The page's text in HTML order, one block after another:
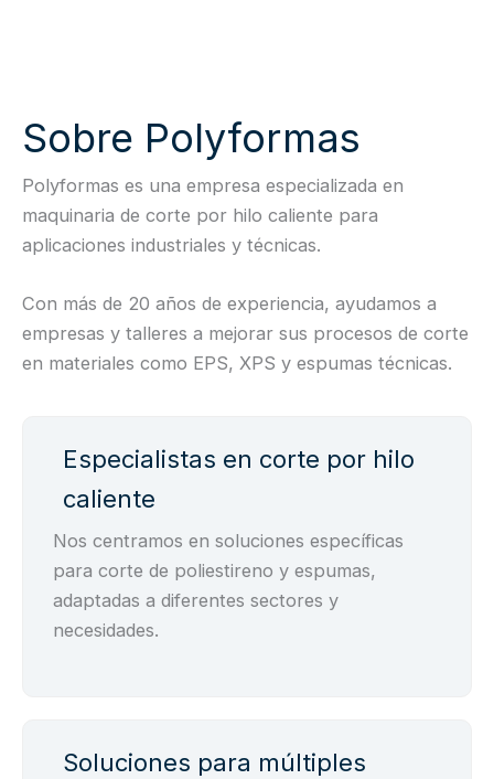
Sobre Polyformas
Polyformas es una empresa especializada en
maquinaria de corte por hilo caliente para
aplicaciones industriales y técnicas.
Con más de 20 años de experiencia, ayudamos a
empresas y talleres a mejorar sus procesos de corte
en materiales como EPS, XPS y espumas técnicas.
Especialistas en corte por hilo
caliente
Nos centramos en soluciones específicas
para corte de poliestireno y espumas,
adaptadas a diferentes sectores y
necesidades.
Soluciones para múltiples